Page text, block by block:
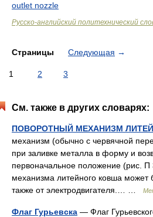
outlet nozzle
Русско-английский политехнический
Страницы Следующая →
1 2 3
См. также в других словарях:
ПОВОРОТНЫЙ МЕХАНИЗМ
механизм (обычно с червячной
при заливке металла в форму и
первоначальное положение (рис. П
механизма литейного ковша может
также от электродвигателя.… …
Флаг Гурьевска — Флаг